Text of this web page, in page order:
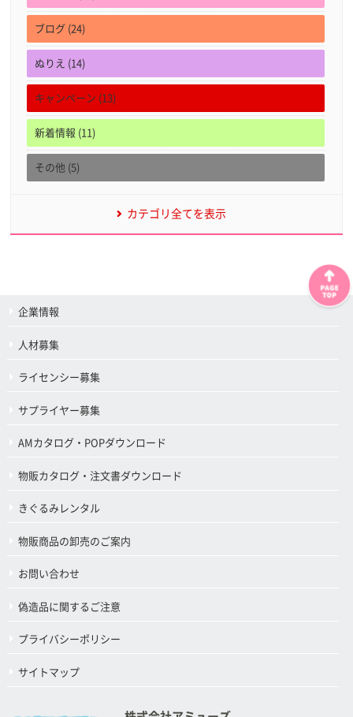
ブログ (24)
ぬりえ (14)
キャンペーン (13)
新着情報 (11)
その他 (5)
カテゴリ全てを表示
企業情報
人材募集
ライセンシー募集
サプライヤー募集
AMカタログ・POPダウンロード
物販カタログ・注文書ダウンロード
きぐるみレンタル
物販商品の卸売のご案内
お問い合わせ
偽造品に関するご注意
プライバシーポリシー
サイトマップ